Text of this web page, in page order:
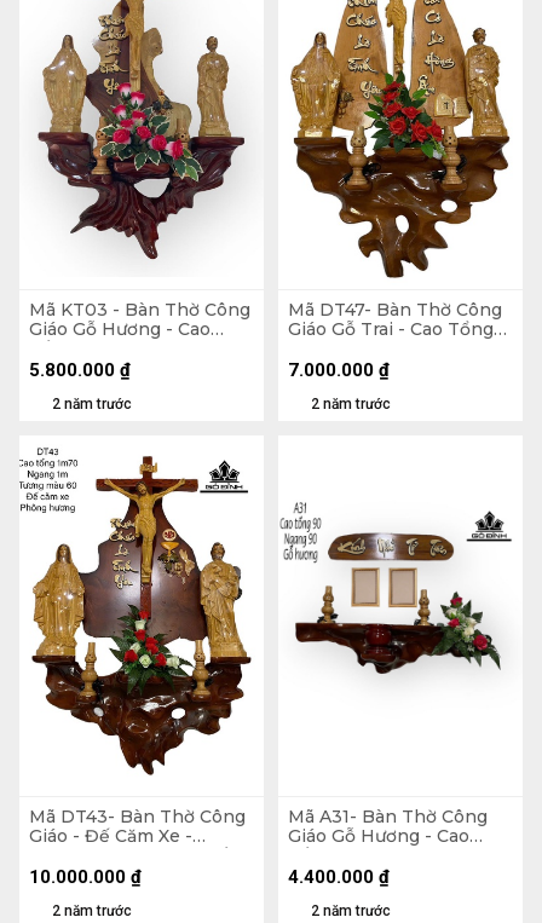
Mã KT03 - Bàn Thờ Công
Giáo Gỗ Hương - Cao
Tượng Giả Gỗ 40 (cm)
2 năm trước
5.800.000 ₫
Mã DT47- Bàn Thờ Công
Giáo Gỗ Trai - Cao Tổng
40 (cm)
2 năm trước
7.000.000 ₫
Mã DT43- Bàn Thờ Công
Giáo - Đế Căm Xe -
Phông Hương - Cao Tổng
170 Ngang 100 Tượng
Màu 60 (cm)
2 năm trước
10.000.000 ₫
Mã A31- Bàn Thờ Công
Giáo Gỗ Hương - Cao
Tổng 90 Ngang 90 (cm)
2 năm trước
4.400.000 ₫